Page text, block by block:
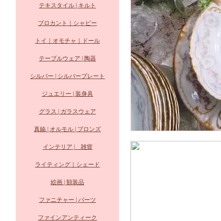
テキスタイル | キルト
ブロカント｜シャビー
トイ｜オモチャ｜ドール
テーブルウェア | 陶器
シルバー | シルバープレート
ジュエリー | 装身具
グラス | ガラスウェア
真鍮 | オルモル | ブロンズ
インテリア | 雑貨
ライティング｜シェード
絵画 | 額装品
ファニチャー | パーツ
ファインアンティーク